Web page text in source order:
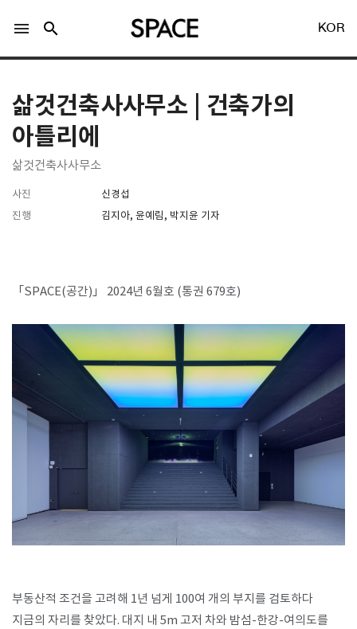
SPACE 소개
공지사항
광고문의
menu search KOR
삶것건축사사무소 | 건축가의
아틀리에
삶것건축사사무소
사진
신경섭
진행
김지아, 윤예림, 박지윤 기자
「SPACE(공간)」 2024년 6월호 (통권 679호)
부동산적 조건을 고려해 1년 넘게 100여 개의 부지를 검토하다
지금의 자리를 찾았다. 대지 내 5m 고저 차와 밤섬-한강-여의도를